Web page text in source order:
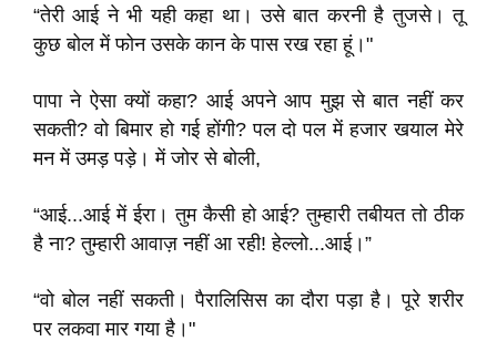
“तेरी आई ने भी यही कहा था। उसे बात करनी है तुजसे। तू
कुछ बोल में फोन उसके कान के पास रख रहा हूं।"
पापा ने ऐसा क्यों कहा? आई अपने आप मुझ से बात नहीं कर
सकती? वो बिमार हो गई होंगी? पल दो पल में हजार खयाल मेरे
मन में उमड़ पड़े। में जोर से बोली,
“आई...आई में ईरा। तुम कैसी हो आई? तुम्हारी तबीयत तो ठीक
है ना? तुम्हारी आवाज़ नहीं आ रही! हेल्लो...आई।”
“वो बोल नहीं सकती। पैरालिसिस का दौरा पड़ा है। पूरे शरीर
पर लकवा मार गया है।"